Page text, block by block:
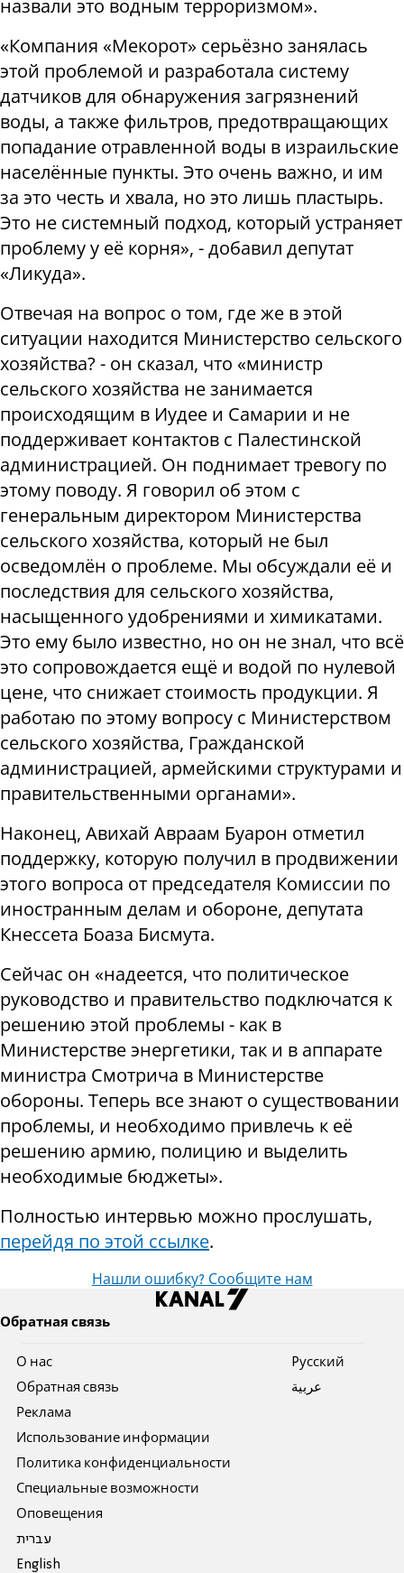
назвали это водным терроризмом».
«Компания «Мекорот» серьёзно занялась
этой проблемой и разработала систему
датчиков для обнаружения загрязнений
воды, а также фильтров, предотвращающих
попадание отравленной воды в израильские
населённые пункты. Это очень важно, и им
за это честь и хвала, но это лишь пластырь.
Это не системный подход, который устраняет
проблему у её корня», - добавил депутат
«Ликуда».
Отвечая на вопрос о том, где же в этой
ситуации находится Министерство сельского
хозяйства? - он сказал, что «министр
сельского хозяйства не занимается
происходящим в Иудее и Самарии и не
поддерживает контактов с Палестинской
администрацией. Он поднимает тревогу по
этому поводу. Я говорил об этом с
генеральным директором Министерства
сельского хозяйства, который не был
осведомлён о проблеме. Мы обсуждали её и
последствия для сельского хозяйства,
насыщенного удобрениями и химикатами.
Это ему было известно, но он не знал, что всё
это сопровождается ещё и водой по нулевой
цене, что снижает стоимость продукции. Я
работаю по этому вопросу с Министерством
сельского хозяйства, Гражданской
администрацией, армейскими структурами и
правительственными органами».
Наконец, Авихай Авраам Буарон отметил
поддержку, которую получил в продвижении
этого вопроса от председателя Комиссии по
иностранным делам и обороне, депутата
Кнессета Боаза Бисмута.
Сейчас он «надеется, что политическое
руководство и правительство подключатся к
решению этой проблемы - как в
Министерстве энергетики, так и в аппарате
министра Смотрича в Министерстве
обороны. Теперь все знают о существовании
проблемы, и необходимо привлечь к её
решению армию, полицию и выделить
необходимые бюджеты».
Полностью интервью можно прослушать,
перейдя по этой ссылке.
Нашли ошибку? Сообщите нам
Обратная связь
О нас
Обратная связь
Реклама
Использование информации
Политика конфиденциальности
Специальные возможности
Оповещения
עברית
English
Pусский
عربية